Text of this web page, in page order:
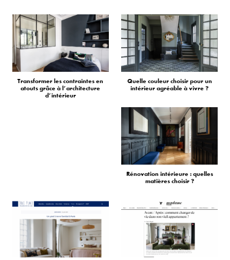
Transformer les contraintes en
atouts grâce à l’architecture
d’intérieur
Quelle couleur choisir pour un
intérieur agréable à vivre ?
Rénovation intérieure : quelles
matières choisir ?